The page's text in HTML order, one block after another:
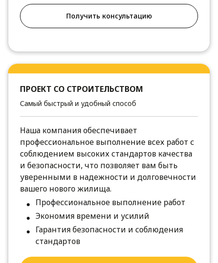
Получить консультацию
ПРОЕКТ СО СТРОИТЕЛЬСТВОМ
Самый быстрый и удобный способ
Наша компания обеспечивает
профессиональное выполнение всех работ с
соблюдением высоких стандартов качества
и безопасности, что позволяет вам быть
уверенными в надежности и долговечности
вашего нового жилища.
Профессиональное выполнение работ
Экономия времени и усилий
Гарантия безопасности и соблюдения
стандартов